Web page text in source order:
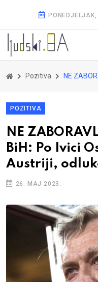
Pozitiva NE ZABORAVLJAJU VELIKANA
POZITIVA
NE
BiH: Po Ivici
Austriji,
26. MAJ 2023.